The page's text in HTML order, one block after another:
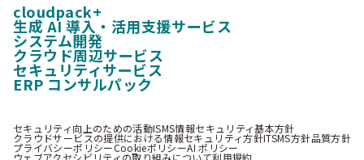
cloudpack+
生成 AI 導入・活用支援サービス
システム開発
クラウド周辺サービス
セキュリティサービス
ERP コンサルパック
セキュリティ向上のための活動ISMS情報セキュリティ基本方針
クラウドサービスの提供における情報セキュリティ方針ITSMS方針品質方針
プライバシーポリシーCookieポリシーAI ポリシー
ウェブアクセシビリティの取り組みについて利用規約